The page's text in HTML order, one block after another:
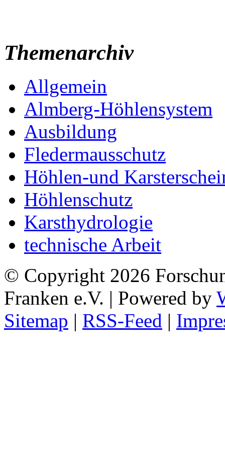
Themenarchiv
Allgemein
Almberg-Höhlensystem
Ausbildung
Fledermausschutz
Höhlen-und
Höhlenschutz
Karsthydrologie
technische Arbeit
© Copyright 2026
Franken e.V. | Powered by
Sitemap | RSS-Feed |